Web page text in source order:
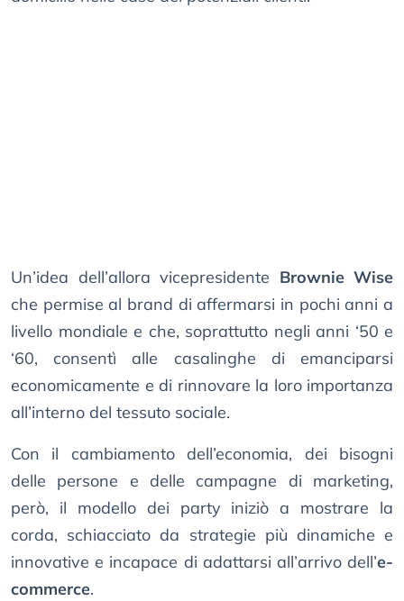
Un’idea dell’allora vicepresidente Brownie Wise
che permise al brand di affermarsi in pochi anni a
livello mondiale e che, soprattutto negli anni ‘50 e
‘60, consentì alle casalinghe di emanciparsi
economicamente e di rinnovare la loro importanza
all’interno del tessuto sociale.
Con il cambiamento dell’economia, dei bisogni
delle persone e delle campagne di marketing,
però, il modello dei party iniziò a mostrare la
corda, schiacciato da strategie più dinamiche e
innovative e incapace di adattarsi all’arrivo dell’e-
commerce.